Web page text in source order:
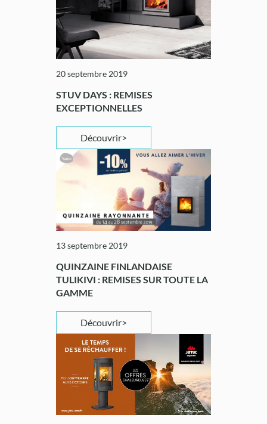
20 septembre 2019
STUV DAYS : REMISES
EXCEPTIONNELLES
Découvrir
13 septembre 2019
QUINZAINE FINLANDAISE
TULIKIVI : REMISES SUR TOUTE LA
GAMME
Découvrir